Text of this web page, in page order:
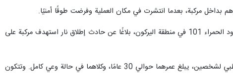
بداخل مركبة، بعدما انتشرت في مكان العملية وفرضت طوقًا أمنيًا.
المتحدث باسم نجمة داوود الحمراء الإسرائيلية، قال، بدوره: إنه "في تمام الساعة 20:17، تلقى مركز طوارئ نجمة داود الحمراء 101 في منطقة اليركون، بلاغًا عن حادث إطلاق نار استهدف مركبة على
وأضاف أنه "يتواجد حاليًا فريق نجمة داود الحمراء للطوارئ والمسعفين الطبيين في مكان الحادث لتقديم العلاج الطبي لشخصين، يبلغ عمرهما حوالي 30 عامًا، وكلاهما في حالة وعي كامل. وتتكون